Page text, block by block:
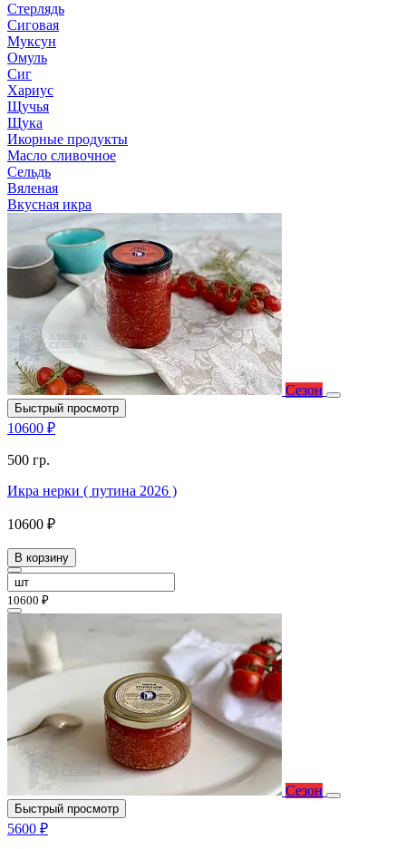
Стерлядь
Сиговая
Муксун
Омуль
Сиг
Хариус
Щучья
Щука
Икорные продукты
Масло сливочное
Сельдь
Вяленая
Вкусная икра
Сезон
Быстрый просмотр
10600 ₽
500 гр.
Икра нерки ( путина 2026 )
10600 ₽
В корзину
10600 ₽
Сезон
Быстрый просмотр
5600 ₽